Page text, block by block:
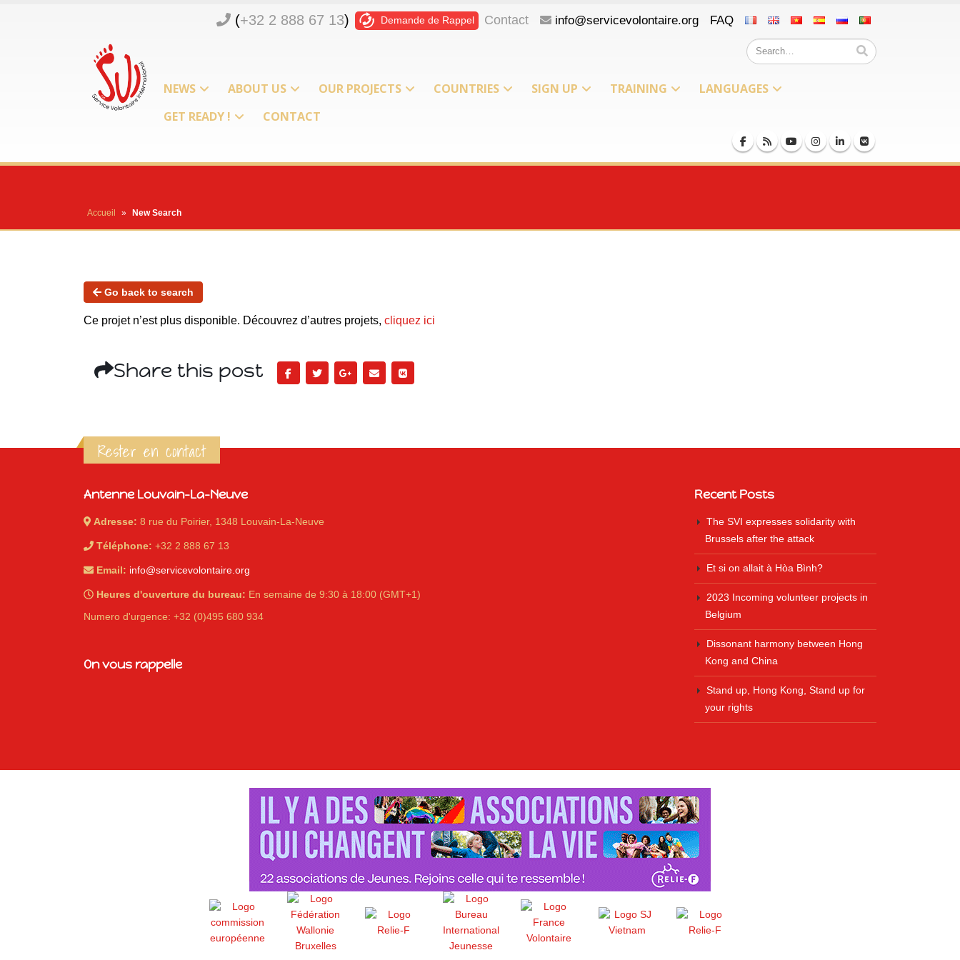
(+32 2 888 67 13) Demande de Rappel Contact info@servicevolontaire.org FAQ
NEWS ABOUT US OUR PROJECTS COUNTRIES SIGN UP TRAINING
LANGUAGES
GET READY !
CONTACT
Accueil » New Search
Go back to search
Ce projet n’est plus disponible. Découvrez d’autres projets, cliquez ici
Share this post
Rester en contact
Antenne Louvain-La-Neuve
Adresse: 8 rue du Poirier, 1348 Louvain-La-Neuve
Téléphone: +32 2 888 67 13
Email: info@servicevolontaire.org
Heures d'ouverture du bureau: En semaine de 9:30 à 18:00 (GMT+1)
Numero d'urgence: +32 (0)495 680 934
On vous rappelle
Recent Posts
The SVI expresses solidarity with
Brussels after the attack
Et si on allait à Hòa Bình?
2023 Incoming volunteer projects in
Belgium
Dissonant harmony between Hong
Kong and China
Stand up, Hong Kong, Stand up for
your rights